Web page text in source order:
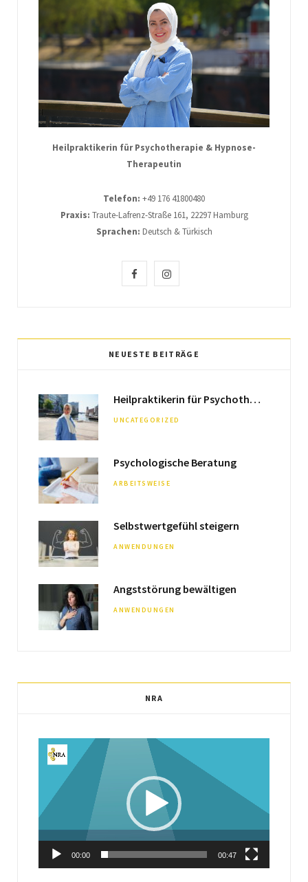
Heilpraktikerin für Psychotherapie & Hypnose-
Therapeutin
Telefon: +49 176 41800480
Praxis: Traute-Lafrenz-Straße 161, 22297 Hamburg
Sprachen: Deutsch & Türkisch
e
o
o
I
t
g
r
NEUESTE BEITRÄGE
Heilpraktikerin für Psychotherapie & Hypnose-Therapeutin
UNCATEGORIZED
Psychologische Beratung
ARBEITSWEISE
Selbstwertgefühl steigern
ANWENDUNGEN
Angststörung bewältigen
ANWENDUNGEN
NRA
Video-
Player
00:00 00:47